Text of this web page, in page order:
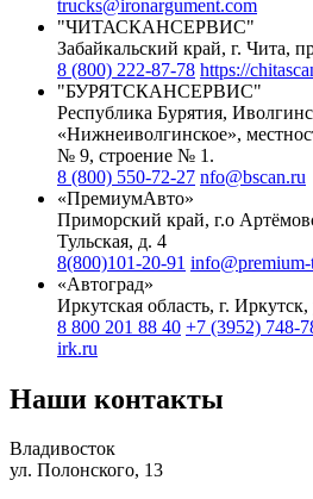
trucks@ironargument.com
"ЧИТАСКАНСЕРВИС"
Забайкальский край, г. Чита,
8 (800) 222-87-78 https://
"БУРЯТСКАНСЕРВИС"
Республика Бурятия,
«Нижнеиволгинское»,
№ 9, строение № 1.
8 (800) 550-72-27 nfo@bscan.ru
«ПремиумАвто»
Приморский край, г.о
Тульская, д. 4
8(800)101-20-91
«Автоград»
Иркутская область, г.
8 800 201 88 40 +7 (3952) 748-
irk.ru
Наши контакты
Владивосток
ул. Полонского, 13